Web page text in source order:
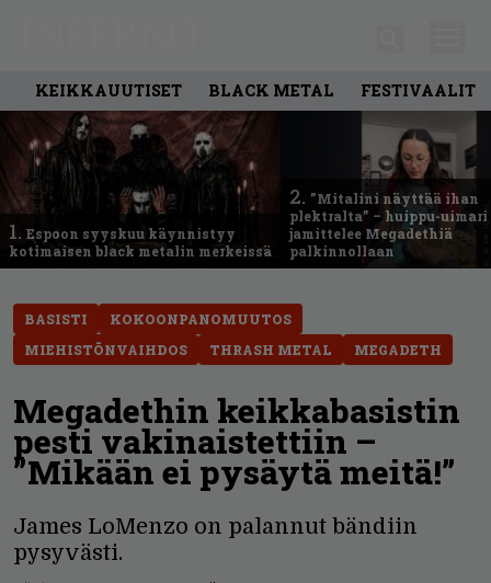
KEIKKAUUTISET BLACK METAL FESTIVAALIT
1. Espoon syyskuu käynnistyy
kotimaisen black metalin merkeissä
2. ”Mitalini näyttää ihan
plektralta” – huippu-uimari
jamittelee Megadethiä
palkinnollaan
BASISTI
KOKOONPANOMUUTOS
MIEHISTÖNVAIHDOS
THRASH METAL MEGADETH
Megadethin keikkabasistin
pesti vakinaistettiin –
”Mikään ei pysäytä meitä!”
James LoMenzo on palannut bändiin
pysyvästi.